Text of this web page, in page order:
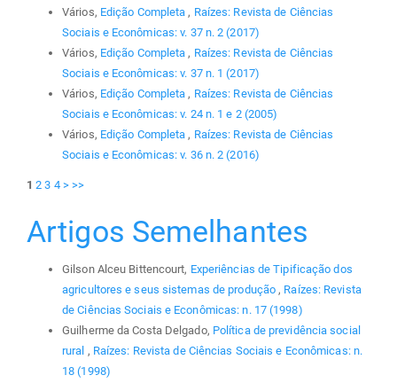
Vários, Edição Completa , Raízes: Revista de Ciências
Sociais e Econômicas: v. 37 n. 2 (2017)
Vários, Edição Completa , Raízes: Revista de Ciências
Sociais e Econômicas: v. 37 n. 1 (2017)
Vários, Edição Completa , Raízes: Revista de Ciências
Sociais e Econômicas: v. 24 n. 1 e 2 (2005)
Vários, Edição Completa , Raízes: Revista de Ciências
Sociais e Econômicas: v. 36 n. 2 (2016)
1 2 3 4 > >>
Artigos Semelhantes
Gilson Alceu Bittencourt, Experiências de Tipificação dos
agricultores e seus sistemas de produção , Raízes: Revista
de Ciências Sociais e Econômicas: n. 17 (1998)
Guilherme da Costa Delgado, Política de previdência social
rural , Raízes: Revista de Ciências Sociais e Econômicas: n.
18 (1998)